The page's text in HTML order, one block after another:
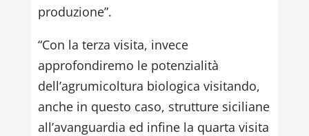
produzione”.
“Con la terza visita, invece
approfondiremo le potenzialità
dell’agrumicoltura biologica visitando,
anche in questo caso, strutture siciliane
all’avanguardia ed infine la quarta visita